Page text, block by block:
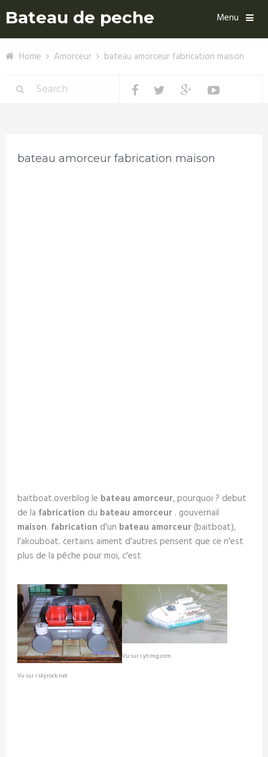
Bateau de peche Menu
Home Amorceur bateau amorceur fabrication maison
bateau amorceur fabrication maison
baitboat.overblog le bateau amorceur, pourquoi ? debut
de la fabrication du bateau amorceur. gouvernail
maison. fabrication d'un bateau amorceur(baitboat),
l'akouboat. certains aiment d'autres pensent que ce n'est
plus de la pêche pour moi, c'est
Vu sur i.skyrock.net
Vu sur i.ytimg.com